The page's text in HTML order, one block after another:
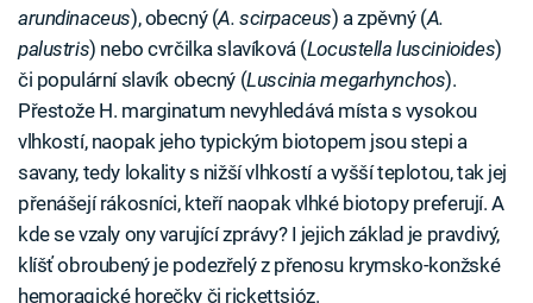
arundinaceus), obecný (A. scirpaceus) a zpěvný (A.
palustris) nebo cvrčilka slavíková (Locustella luscinioides)
či populární slavík obecný (Luscinia megarhynchos).
Přestože H. marginatum nevyhledává místa s vysokou
vlhkostí, naopak jeho typickým biotopem jsou stepi a
savany, tedy lokality s nižší vlhkostí a vyšší teplotou, tak jej
přenášejí rákosníci, kteří naopak vlhké biotopy preferují. A
kde se vzaly ony varující zprávy? I jejich základ je pravdivý,
klíšť obroubený je podezřelý z přenosu krymsko-konžské
hemoragické horečky či rickettsióz.